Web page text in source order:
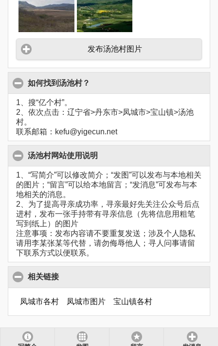
发布汤池村图片
如何找到汤池村？
1、搜“亿个村”。
2、依次点击：辽宁省>丹东市>凤城市>宝山镇>汤池
村。
联系邮箱：kefu@yigecun.net
汤池村网站使用说明
1、“写简介”可以修改简介；“发图”可以发布与本地相关
的图片；“留言”可以给本地留言；“发消息”可发布与本
地相关的消息。
2、为了提高寻亲成功率，寻亲最好先关注公众号后点
进村，发布一张手持带有寻亲信息（先将信息用粗笔
写到纸上）的图片
注意事项：发布内容请不要重复发送；涉及个人隐私
请用李某张某等代替，请勿侮辱他人；寻人问事请留
下联系方式以便联系。
相关链接
凤城市各村 凤城市图片 宝山镇各村